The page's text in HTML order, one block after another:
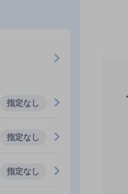
指定なし
指定なし
指定なし